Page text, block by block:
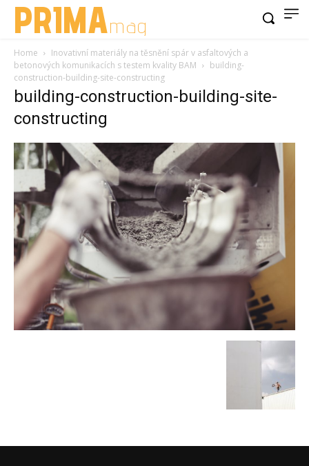
PRIMAmag
Home
Inovativní materiály na těsnění spár v asfaltových a
betonových komunikacích s testem kvality BAM
building-
construction-building-site-constructing
building-construction-building-site-
constructing